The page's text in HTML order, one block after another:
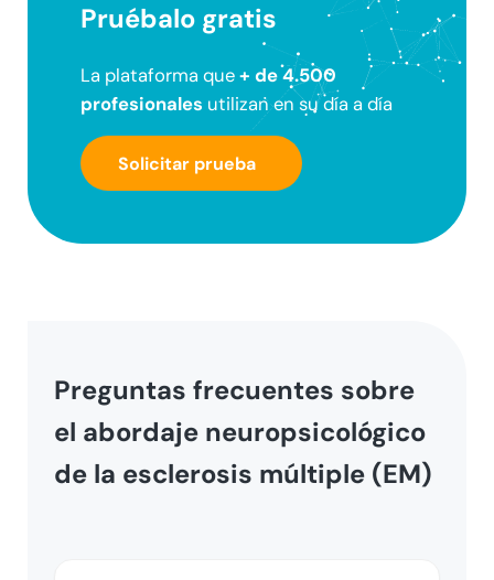
Pruébalo gratis
La plataforma que+ de 4.500
profesionales utilizan en su día a día
Solicitar prueba
Preguntas frecuentes sobre
el abordaje neuropsicológico
de la esclerosis múltiple (EM)